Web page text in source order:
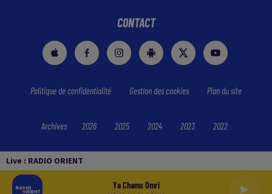
Live : RADIO ORIENT
Ya Chams Omri
CONTACT
Politique de confidentialité Gestion des cookies Plan du site
Archives 2026 2025 2024 2023 2022